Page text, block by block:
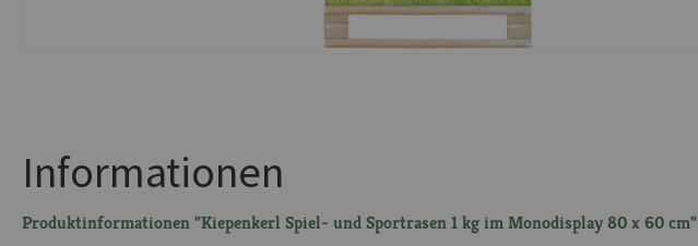
Informationen
Produktinformationen "Kiepenkerl Spiel- und Sportrasen 1 kg im Monodisplay 80 x 60 cm"